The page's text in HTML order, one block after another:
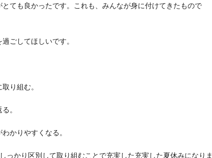
ても良かったです。これも、みんなが身に付けてきたもので
ごしてほしいです。
り組む。
。
かりやすくなる。
かり区別して取り組むことで充実した充実した夏休みになりま